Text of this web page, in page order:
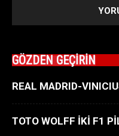
GÖZDEN GEÇİRİN
REAL MADRID-
TOTO WOLFF İKİ F1